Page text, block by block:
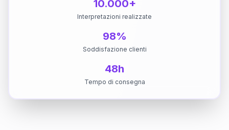
10.000+
Interpretazioni realizzate
98%
Soddisfazione clienti
48h
Tempo di consegna